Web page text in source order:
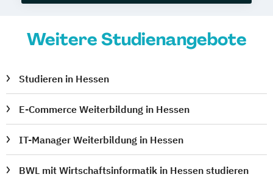
Weitere Studienangebote
Studieren in Hessen
E-Commerce Weiterbildung in Hessen
IT-Manager Weiterbildung in Hessen
BWL mit Wirtschaftsinformatik in Hessen studieren